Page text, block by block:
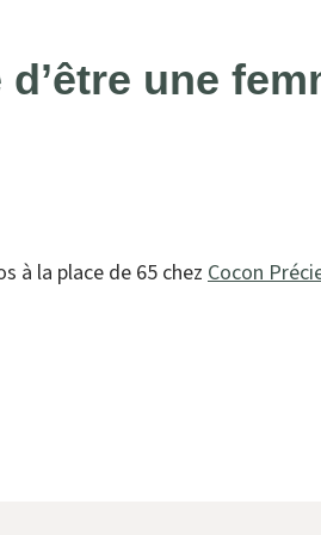
une
à la place de 65 chez Cocon